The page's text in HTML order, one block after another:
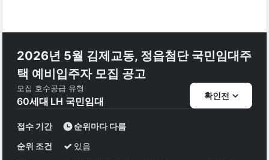
2026년 5월 김제교동, 정읍첨단 국민임대주
택 예비입주자 모집 공고
모집 호수
60세대
공급 유형
LH 국민임대 확인전
접수 기간
순위마다 다름
순위 조건
있음